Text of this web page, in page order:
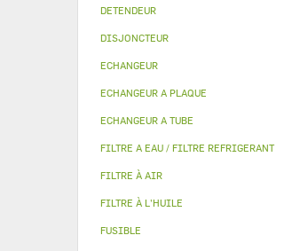
DETENDEUR
DISJONCTEUR
ECHANGEUR
ECHANGEUR A PLAQUE
ECHANGEUR A TUBE
FILTRE A EAU / FILTRE REFRIGERANT
FILTRE À AIR
FILTRE À L'HUILE
FUSIBLE